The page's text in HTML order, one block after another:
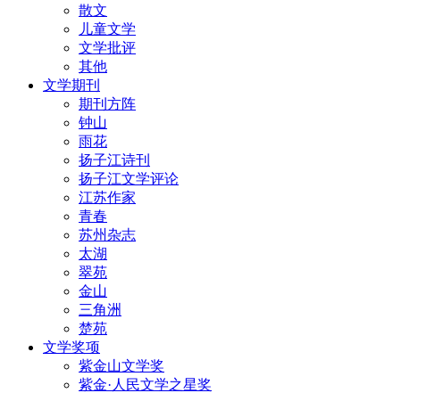
散文
儿童文学
文学批评
其他
文学期刊
期刊方阵
钟山
雨花
扬子江诗刊
扬子江文学评论
江苏作家
青春
苏州杂志
太湖
翠苑
金山
三角洲
楚苑
文学奖项
紫金山文学奖
紫金·人民文学之星奖